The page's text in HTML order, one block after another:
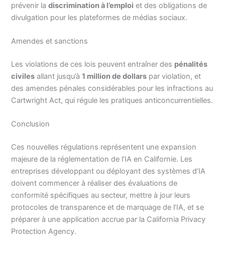
prévenir ladiscrimination à l’emploi et des obligations de
divulgation pour les plateformes de médias sociaux.
Amendes et sanctions
Les violations de ces lois peuvent entraîner des pénalités
civiles allant jusqu’à1 million de dollars par violation, et
des amendes pénales considérables pour les infractions au
Cartwright Act, qui régule les pratiques anticoncurrentielles.
Conclusion
Ces nouvelles régulations représentent une expansion
majeure de la réglementation de l’IA en Californie. Les
entreprises développant ou déployant des systèmes d’IA
doivent commencer à réaliser des évaluations de
conformité spécifiques au secteur, mettre à jour leurs
protocoles de transparence et de marquage de l’IA, et se
préparer à une application accrue par la California Privacy
Protection Agency.